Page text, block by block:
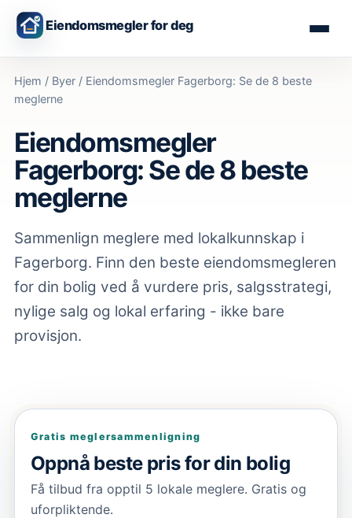
Eiendomsmegler for deg
Hjem / Byer / Eiendomsmegler Fagerborg: Se de 8 beste
meglerne
Eiendomsmegler
Fagerborg: Se de 8 beste
meglerne
Sammenlign meglere med lokalkunnskap i
Fagerborg. Finn den beste eiendomsmegleren
for din bolig ved å vurdere pris, salgsstrategi,
nylige salg og lokal erfaring - ikke bare
provisjon.
Gratis meglersammenligning
Oppnå beste pris for din bolig
Få tilbud fra opptil 5 lokale meglere. Gratis og
uforpliktende.